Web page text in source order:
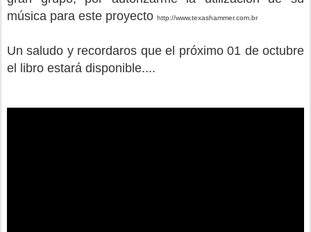
música para este proyecto http://www.texashammer.com.br
Un saludo y recordaros que el próximo 01 de octubre
el libro estará disponible....